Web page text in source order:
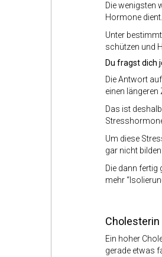
Die wenigsten
Hormone dient.
Unter
schützen und
Du fragst dich
Die Antwort
einen
Das ist
Um diese
gar nicht
Die dann fertig
mehr
Cholesterin
Ein hoher
gerade etwas